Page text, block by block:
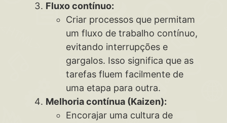
Fluxo contínuo:
Criar processos que permitam
um fluxo de trabalho contínuo,
evitando interrupções e
gargalos. Isso significa que as
tarefas fluem facilmente de
uma etapa para outra.
Melhoria contínua (Kaizen):
Encorajar uma cultura de